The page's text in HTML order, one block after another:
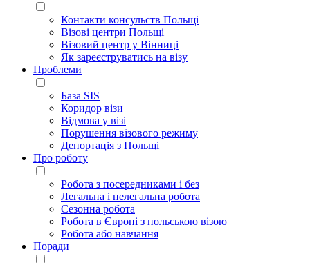
Контакти консульств Польщі
Візові центри Польщі
Візовий центр у Вінниці
Як зареєструватись на візу
Проблеми
База SIS
Коридор візи
Відмова у візі
Порушення візового режиму
Депортація з Польщі
Про роботу
Робота з посередниками і без
Легальна і нелегальна робота
Сезонна робота
Робота в Європі з польською візою
Робота або навчання
Поради